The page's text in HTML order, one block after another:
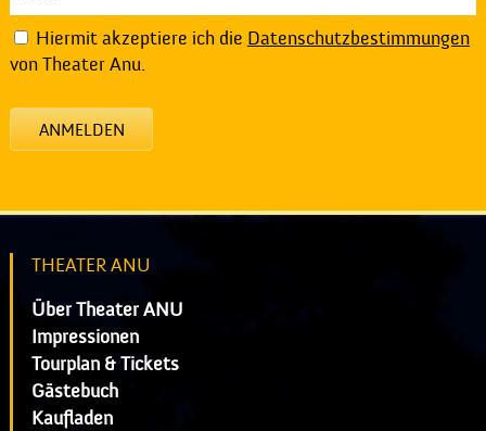
Hiermit akzeptiere ich die Datenschutzbestimmungen
von Theater Anu.
ANMELDEN
THEATER ANU
Über Theater ANU
Impressionen
Tourplan & Tickets
Gästebuch
Kaufladen